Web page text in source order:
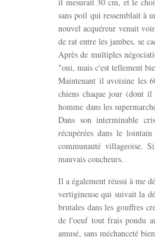
sans poil qui ressemblait à
nouvel acquéreur venait
de rat entre les jambes, se
Après de multiples
"oui, mais c'est tellement
Maintenant il avoisine les
chiens chaque jour (dont
homme dans les
Dans son interminable
récupérées dans le
communauté villageoise.
mauvais coucheurs.
Il a également réussi à me
vertigineuse qui suivait la
brutales dans les gouffres
de l'oeuf tout frais pondu
amusé, sans méchanceté